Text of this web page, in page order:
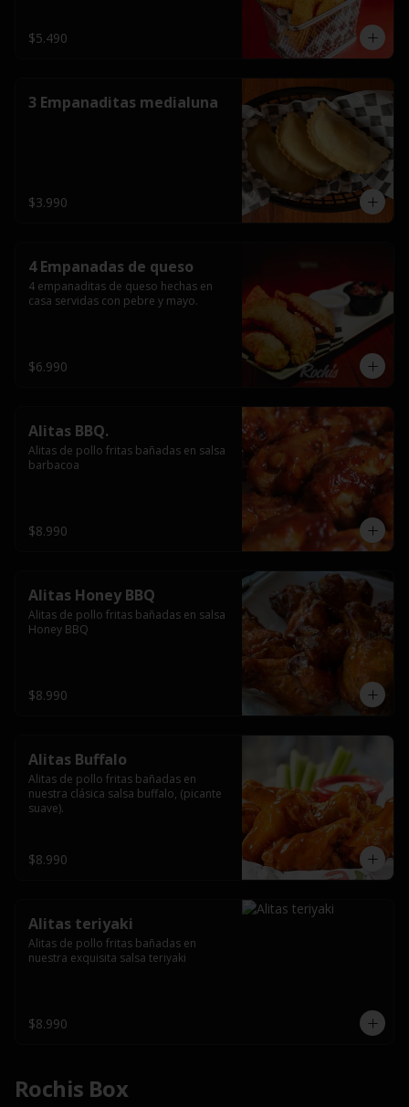
$5.490
3 Empanaditas medialuna
$3.990
4 Empanadas de queso
4 empanaditas de queso hechas en
casa servidas con pebre y mayo.
$6.990
Alitas BBQ.
Alitas de pollo fritas bañadas en salsa
barbacoa
$8.990
Alitas Honey BBQ
Alitas de pollo fritas bañadas en salsa
Honey BBQ
$8.990
Alitas Buffalo
Alitas de pollo fritas bañadas en
nuestra clásica salsa buffalo, (picante
suave).
$8.990
Alitas teriyaki
Alitas de pollo fritas bañadas en
nuestra exquisita salsa teriyaki
$8.990
Rochis Box